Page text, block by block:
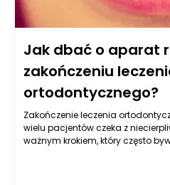
Jak dbać o aparat
zakończeniu
ortodontycznego?
Zakończenie leczenia
wielu pacjentów czeka z
ważnym krokiem, który często